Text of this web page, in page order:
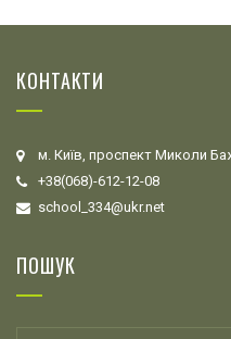
КОНТАКТИ
м. Київ, проспект Миколи
+38(068)-612-12-08
school_334@ukr.net
ПОШУК